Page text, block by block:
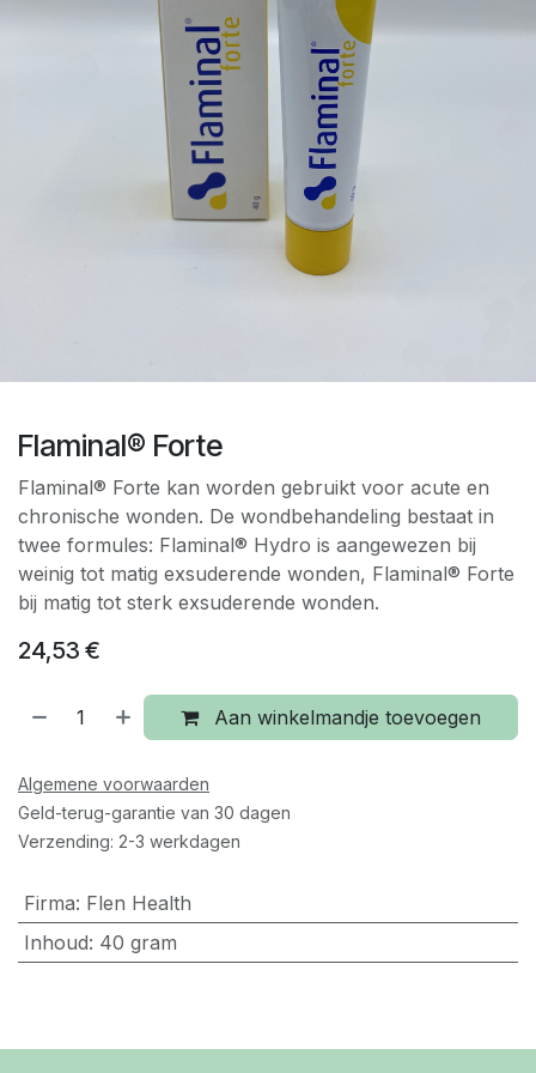
Flaminal® Forte
Flaminal® Forte kan worden gebruikt voor acute en
chronische wonden. De wondbehandeling bestaat in
twee formules: Flaminal® Hydro is aangewezen bij
weinig tot matig exsuderende wonden, Flaminal® Forte
bij matig tot sterk exsuderende wonden.
24,53 €
Aan winkelmandje toevoegen
Algemene voorwaarden
Geld-terug-garantie van 30 dagen
Verzending: 2-3 werkdagen
Firma: Flen Health
Inhoud: 40 gram